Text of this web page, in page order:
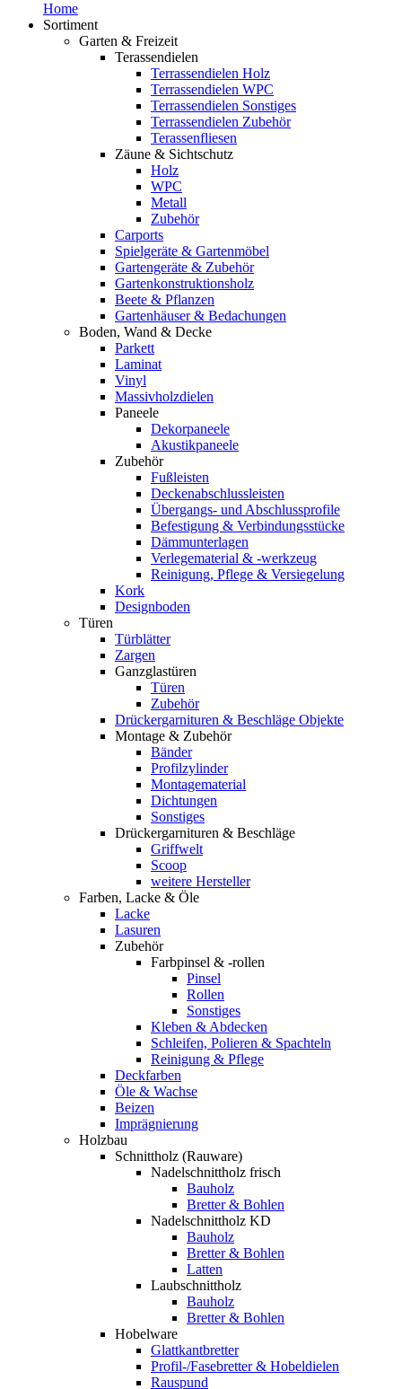
Home
Sortiment
Garten & Freizeit
Terassendielen
Terrassendielen Holz
Terrassendielen WPC
Terrassendielen Sonstiges
Terrassendielen Zubehör
Terassenfliesen
Zäune & Sichtschutz
Holz
WPC
Metall
Zubehör
Carports
Spielgeräte & Gartenmöbel
Gartengeräte & Zubehör
Gartenkonstruktionsholz
Beete & Pflanzen
Gartenhäuser & Bedachungen
Boden, Wand & Decke
Parkett
Laminat
Vinyl
Massivholzdielen
Paneele
Dekorpaneele
Akustikpaneele
Zubehör
Fußleisten
Deckenabschlussleisten
Übergangs- und Abschlussprofile
Befestigung & Verbindungsstücke
Dämmunterlagen
Verlegematerial & -werkzeug
Reinigung, Pflege & Versiegelung
Kork
Designboden
Türen
Türblätter
Zargen
Ganzglastüren
Türen
Zubehör
Drückergarnituren & Beschläge Objekte
Montage & Zubehör
Bänder
Profilzylinder
Montagematerial
Dichtungen
Sonstiges
Drückergarnituren & Beschläge
Griffwelt
Scoop
weitere Hersteller
Farben, Lacke & Öle
Lacke
Lasuren
Zubehör
Farbpinsel & -rollen
Pinsel
Rollen
Sonstiges
Kleben & Abdecken
Schleifen, Polieren & Spachteln
Reinigung & Pflege
Deckfarben
Öle & Wachse
Beizen
Imprägnierung
Holzbau
Schnittholz (Rauware)
Nadelschnittholz frisch
Bauholz
Bretter & Bohlen
Nadelschnittholz KD
Bauholz
Bretter & Bohlen
Latten
Laubschnittholz
Bauholz
Bretter & Bohlen
Hobelware
Glattkantbretter
Profil-/Fasebretter & Hobeldielen
Rauspund